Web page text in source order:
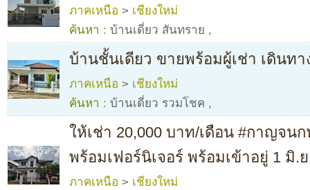
ภาคเหนือ > เชียงใหม่
ค้นหา : บ้านเดี่ยว สันทราย ,
บ้านชั้นเดียว ขายพร้อมผู้เช่า เดินท
ภาคเหนือ > เชียงใหม่
ค้นหา : บ้านเดี่ยว รวมโชค ,
ให้เช่า 20,000 บาท/เดือน #กาญจน
พร้อมเฟอร์นิเจอร์ พร้อมเข้าอยู่ 1 มิ.
ภาคเหนือ > เชียงใหม่